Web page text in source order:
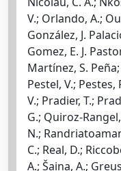
V.; Orlando, A.;
González, J.
Gomez, E. J.
Martínez, S.
Pestel, V.; Pestes,
V.; Pradier, T.;
G.; Quiroz-
N.;
C.; Real, D.;
A.; Šaina, A.;